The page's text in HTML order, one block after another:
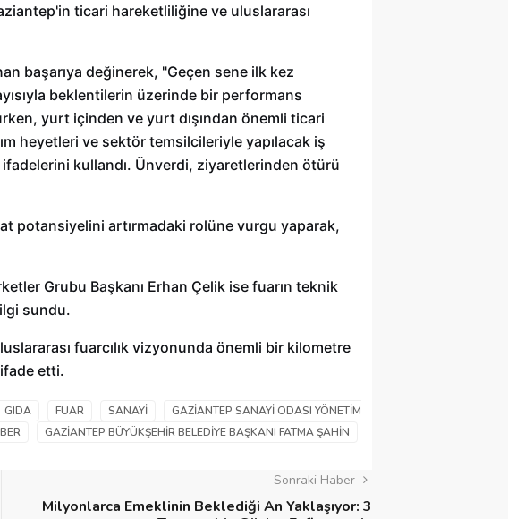
ticari hareketliliğine ve uluslararası
başarıya değinerek, "Geçen sene ilk kez
beklentilerin üzerinde bir performans
yurt içinden ve yurt dışından önemli ticari
heyetleri ve sektör temsilcileriyle yapılacak iş
kullandı. Ünverdi, ziyaretlerinden ötürü
potansiyelini artırmadaki rolüne vurgu yaparak,
Grubu Başkanı Erhan Çelik ise fuarın teknik
sundu.
fuarcılık vizyonunda önemli bir kilometre
ifade etti.
GIDA FUAR SANAYI
GAZIANTEP SANAYI ODASI YÖNETIM
GAZIANTEP BÜYÜKŞEHIR BELEDIYE BAŞKANI FATMA ŞAHIN
Sonraki Haber
Milyonlarca Emeklinin Beklediği An Yaklaşıyor: 3